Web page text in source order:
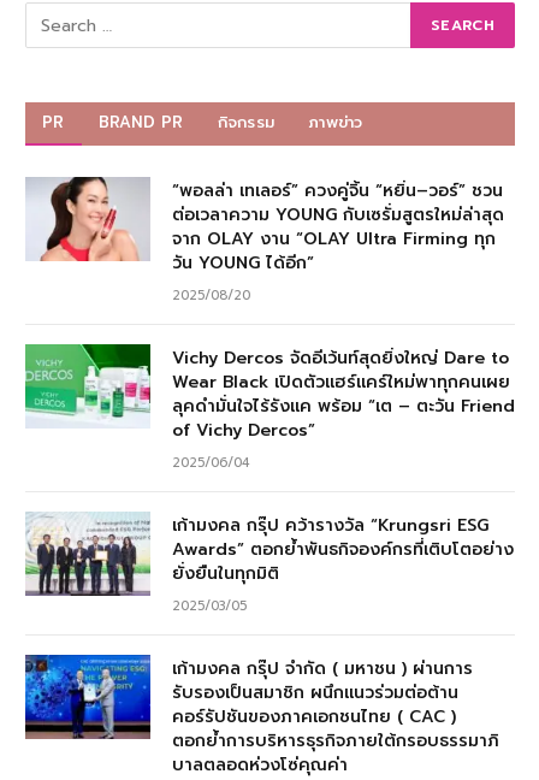
PR BRAND PR กิจกรรม ภาพข่าว
“พอลล่า เทเลอร์” ควงคู่จิ้น “หยิ่น–วอร์” ชวน
ต่อเวลาความ YOUNG กับเซรั่มสูตรใหม่ล่าสุด
จาก OLAY งาน “OLAY Ultra Firming ทุก
วัน YOUNG ได้อีก”
2025/08/20
Vichy Dercos จัดอีเว้นท์สุดยิ่งใหญ่ Dare to
Wear Black เปิดตัวแฮร์แคร์ใหม่พาทุกคนเผย
ลุคดำมั่นใจไร้รังแค พร้อม “เต – ตะวัน Friend
of Vichy Dercos”
2025/06/04
เก้ามงคล กรุ๊ป คว้ารางวัล “Krungsri ESG
Awards” ตอกย้ำพันธกิจองค์กรที่เติบโตอย่าง
ยั่งยืนในทุกมิติ
2025/03/05
เก้ามงคล กรุ๊ป จำกัด ( มหาชน ) ผ่านการ
รับรองเป็นสมาชิก ผนึกแนวร่วมต่อต้าน
คอร์รัปชันของภาคเอกชนไทย ( CAC )
ตอกย้ำการบริหารธุรกิจภายใต้กรอบธรรมาภิ
บาลตลอดห่วงโซ่คุณค่า